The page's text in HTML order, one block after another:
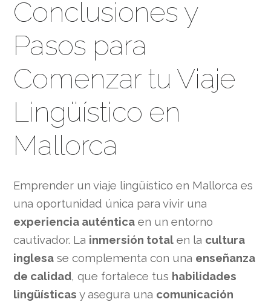
Conclusiones y
Pasos para
Comenzar tu Viaje
Lingüístico en
Mallorca
Emprender un viaje lingüístico en Mallorca es
una oportunidad única para vivir una
experiencia auténtica en un entorno
cautivador. La inmersión total en la cultura
inglesa se complementa con una enseñanza
de calidad, que fortalece tus habilidades
lingüísticas y asegura una comunicación